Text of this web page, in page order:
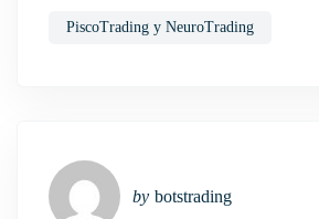
PiscoTrading y NeuroTrading
by botstrading